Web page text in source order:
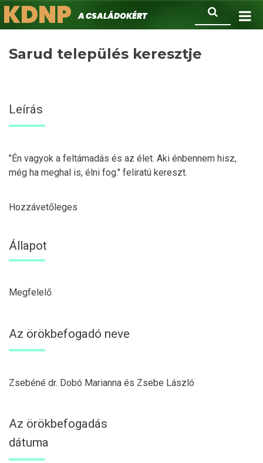
Ugrás
a
Keresés
KDNPA családokért.
Sarud település keresztje
Leírás
"Én vagyok a feltámadás és az élet. Aki énbennem hisz,
még ha meghal is, élni fog." feliratú kereszt.
Hozzávetőleges
Állapot
Megfelelő
Az örökbefogadó neve
Zsebéné dr. Dobó Marianna és Zsebe László
Az örökbefogadás
dátuma